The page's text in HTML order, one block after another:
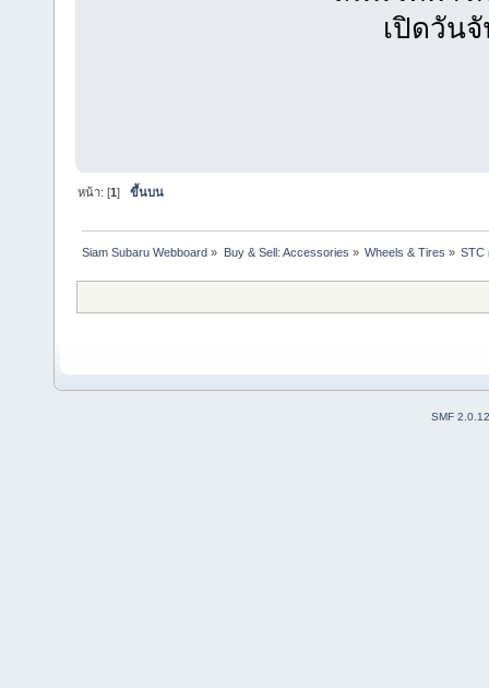
เปิดวัน
หน้า: [1]ขึ้นบน
Siam Subaru Webboard » Buy & Sell: Accessories » Wheels & Tires » STC
SMF 2.0.12